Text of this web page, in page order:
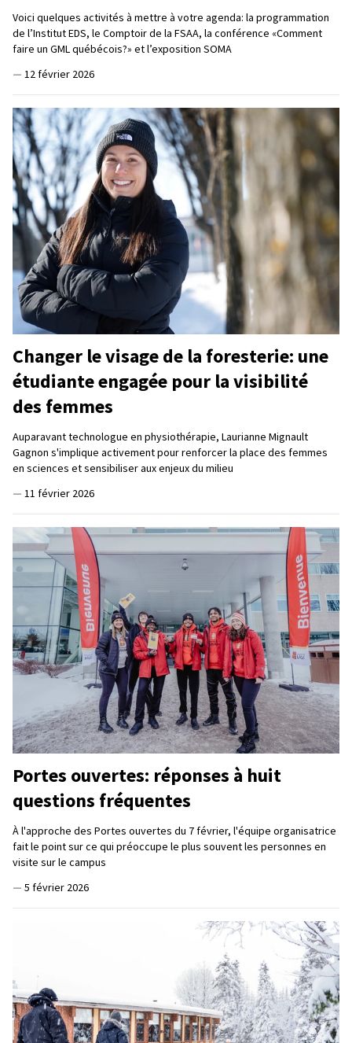
Voici quelques activités à mettre à votre agenda: la programmation
de l’Institut EDS, le Comptoir de la FSAA, la conférence «Comment
faire un GML québécois?» et l’exposition SOMA
— 12 février 2026
Changer le visage de la foresterie: une
étudiante engagée pour la visibilité
des femmes
Auparavant technologue en physiothérapie, Laurianne Mignault
Gagnon s'implique activement pour renforcer la place des femmes
en sciences et sensibiliser aux enjeux du milieu
— 11 février 2026
Portes ouvertes: réponses à huit
questions fréquentes
À l'approche des Portes ouvertes du 7 février, l'équipe organisatrice
fait le point sur ce qui préoccupe le plus souvent les personnes en
visite sur le campus
— 5 février 2026